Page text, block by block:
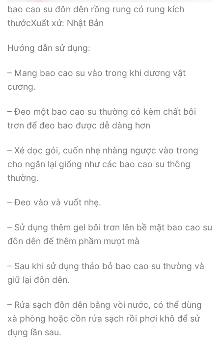
bao cao su đôn dên rồng rung có rung kích
thướcXuất xứ: Nhật Bản
Hướng dẫn sử dụng:
– Mang bao cao su vào trong khi dương vật
cương.
– Đeo một bao cao su thường có kèm chất bôi
trơn để đeo bao được dễ dàng hơn
– Xé dọc gói, cuốn nhẹ nhàng ngược vào trong
cho ngắn lại giống như các bao cao su thông
thường.
– Đeo vào và vuốt nhẹ.
– Sử dụng thêm gel bôi trơn lên bề mặt bao cao su
đôn dên để thêm phầm mượt mà
– Sau khi sử dụng tháo bỏ bao cao su thường và
giữ lại đôn dên.
– Rửa sạch đôn dên bằng vòi nước, có thể dùng
xà phòng hoặc cồn rửa sạch rồi phơi khô để sử
dụng lần sau.